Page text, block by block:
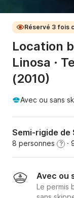
Réservé 3 fois
Location
Linosa ·
(2010)
Avec ou sans
Semi-rigide de
8 personnes ? ·
Avec ou
Le permis